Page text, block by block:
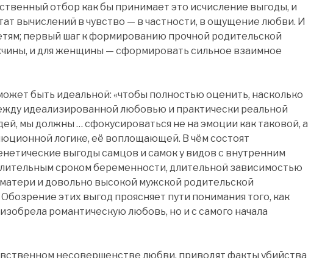
отбор как бы принимает это исчисление выгоды, и
вычислений в чувство — в частности, в ощущение любви. И
первый шаг к формированию прочной родительской
и для женщины — сформировать сильное взаимное
быть идеальной: «чтобы полностью оценить, насколько
идеализированной любовью и практически реальной
мы должны … сфокусироваться не на эмоции как таковой, а
логике, её воплощающей. В чём состоят
выгоды самцов и самок у видов с внутренним
сроком беременности, длительной зависимостью
и довольно высокой мужской родительской
этих выгод проясняет пути понимания того, как
романтическую любовь, но и с самого начала
несовершенстве любви, приводят факты убийства